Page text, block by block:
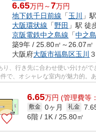
6.65万円～7万円
地下鉄千日前線 「玉川
」
大阪環状線 「野田 」駅 徒
京阪電鉄中之島線 「中之島
築9年 / 25.80㎡～26.07㎡
大阪府大阪市福島区玉川
り、行き先に合わせ使い分けがで
で、オシャレな室内が魅力的。
6.65万円 (管理費等
敷金 0ヶ月 礼金
6階 / 1K / 25.80㎡